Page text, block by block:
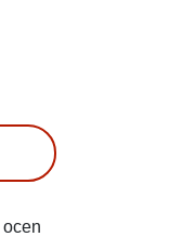
ocen